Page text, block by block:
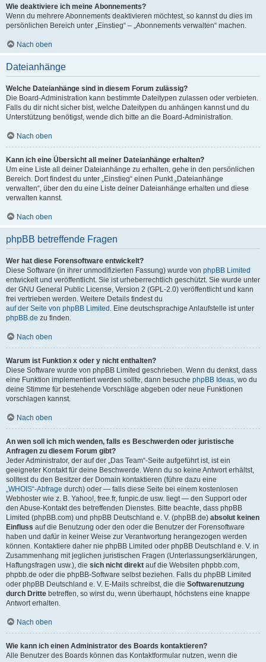
Wie deaktiviere ich meine Abonnements?
Wenn du mehrere Abonnements deaktivieren möchtest, so kannst du dies im
persönlichen Bereich unter „Einstieg“ – „Abonnements verwalten“ machen.
Nach oben
Dateianhänge
Welche Dateianhänge sind in diesem Forum zulässig?
Die Board-Administration kann bestimmte Dateitypen zulassen oder verbieten.
Falls du dir nicht sicher bist, welche Dateitypen du anhängen kannst und du
Unterstützung benötigst, wende dich bitte an die Board-Administration.
Nach oben
Kann ich eine Übersicht all meiner Dateianhänge erhalten?
Um eine Liste all deiner Dateianhänge zu erhalten, gehe in den persönlichen
Bereich. Dort findest du unter „Einstieg“ einen Punkt „Dateianhänge
verwalten“, über den du eine Liste deiner Dateianhänge erhalten und diese
verwalten kannst.
Nach oben
phpBB betreffende Fragen
Wer hat diese Forensoftware entwickelt?
Diese Software (in ihrer unmodifizierten Fassung) wurde von phpBB Limited
entwickelt und veröffentlicht. Sie ist urheberrechtlich geschützt. Sie wurde unter
der GNU General Public License, Version 2 (GPL-2.0) veröffentlicht und kann
frei vertrieben werden. Weitere Details findest du
auf der Seite von phpBB Limited . Eine deutschsprachige Anlaufstelle ist unter
phpBB.de zu finden.
Nach oben
Warum ist Funktion x oder y nicht enthalten?
Diese Software wurde von phpBB Limited geschrieben. Wenn du denkst, dass
eine Funktion implementiert werden sollte, dann besuche phpBB Ideas, wo du
deine Stimme für bestehende Vorschläge abgeben oder neue Funktionen
vorschlagen kannst.
Nach oben
An wen soll ich mich wenden, falls es Beschwerden oder juristische
Anfragen zu diesem Forum gibt?
Jeder Administrator, der auf der „Das Team“-Seite aufgeführt ist, ist ein
geeigneter Kontakt für deine Beschwerde. Wenn du so keine Antwort erhältst,
solltest du den Besitzer der Domain kontaktieren (führe dazu eine
„WHOIS“-Abfrage durch) oder — falls diese Seite bei einem kostenlosen
Webhoster wie z. B. Yahoo!, free.fr, funpic.de usw. liegt — den Support oder
den Abuse-Kontakt des betreffenden Dienstes. Bitte beachte, dass phpBB
Limited (phpBB.com) und phpBB Deutschland e. V. (phpBB.de) absolut keinen
Einfluss auf die Benutzung oder den oder die Benutzer der Forensoftware
haben und dafür in keiner Weise zur Verantwortung herangezogen werden
können. Kontaktiere daher nie phpBB Limited oder phpBB Deutschland e. V. in
Zusammenhang mit jeglichen juristischen Fragen (Unterlassungserklärungen,
Haftungsfragen usw.), die sich nicht direkt auf die Websiten phpbb.com,
phpbb.de oder die phpBB-Software selbst beziehen. Falls du phpBB Limited
oder phpBB Deutschland e. V. E-Mails schreibst, die die Softwarenutzung
durch Dritte betreffen, so wirst du, wenn überhaupt, höchstens eine knappe
Antwort erhalten.
Nach oben
Wie kann ich einen Administrator des Boards kontaktieren?
Alle Benutzer des Boards können das Kontaktformular nutzen, wenn die